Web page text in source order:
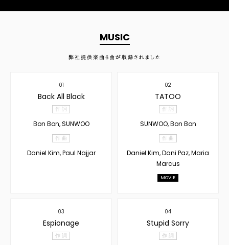
MUSIC
弊社提供楽曲 6 曲が収録されました
01
Back All Black
作 詞
Bon Bon, SUNWOO
作 曲
Daniel Kim, Paul Najjar
02
TATOO
作 詞
SUNWOO, Bon Bon
作 曲
Daniel Kim, Dani Paz, Maria
Marcus
MOVIE
03
Espionage
作 詞
04
Stupid Sorry
作 詞